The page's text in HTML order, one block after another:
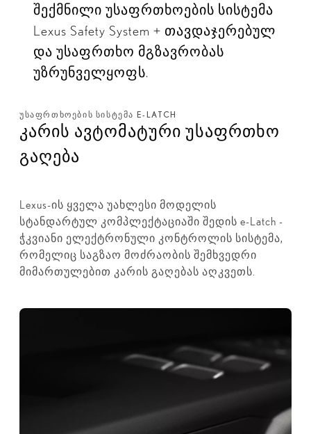
შექმნილი უსაფრთხოების სისტემა
Lexus Safety System + თავდაჯერებულ
და უსაფრთხო მგზავრობას
უზრუნველყოფს.
ᲣᲡᲐᲤᲠᲗᲮᲝᲔᲑᲘᲡ ᲡᲘᲡᲢᲔᲛᲐ E-LATCH
კარის ავტომატური უსაფრთხო
გაღება
Lexus-ის ყველა უახლესი მოდელის
სტანდარტულ კომპლექტაციაში შედის e-Latch -
ჭკვიანი ელექტრონული კონტროლის სისტემა,
რომელიც საგზაო მოძრაობის შემხვედრი
მიმართულებით კარის გაღებას აღკვეთს.